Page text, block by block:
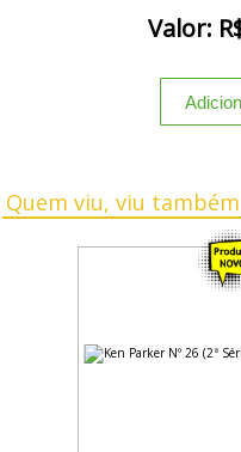
Valor:
Quem viu, viu também